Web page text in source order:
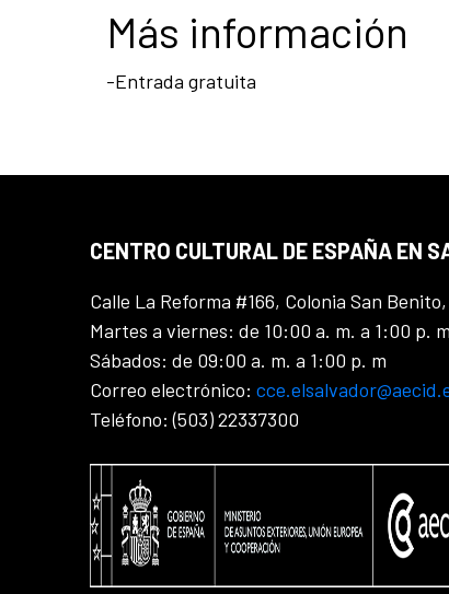
Más información
-Entrada gratuita
CENTRO CULTURAL DE ESPAÑA EN
Calle La Reforma #166, Colonia San
Martes a viernes: de 10:00 a. m. a 1:00 p.
Sábados: de 09:00 a. m. a 1:00 p. m
Correo electrónico:
Teléfono: (503) 22337300